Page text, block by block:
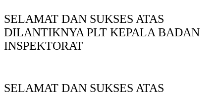
SELAMAT DAN SUKSES ATAS
DILANTIKNYA PLT KEPALA BADAN
INSPEKTORAT
SELAMAT DAN SUKSES ATAS